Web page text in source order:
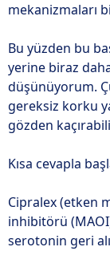
mekanizmaları
Bu yüzden bu
yerine biraz
düşünüyorum.
gereksiz korku
gözden
Kısa cevapla
Cipralex (etken
inhibitörü
serotonin geri